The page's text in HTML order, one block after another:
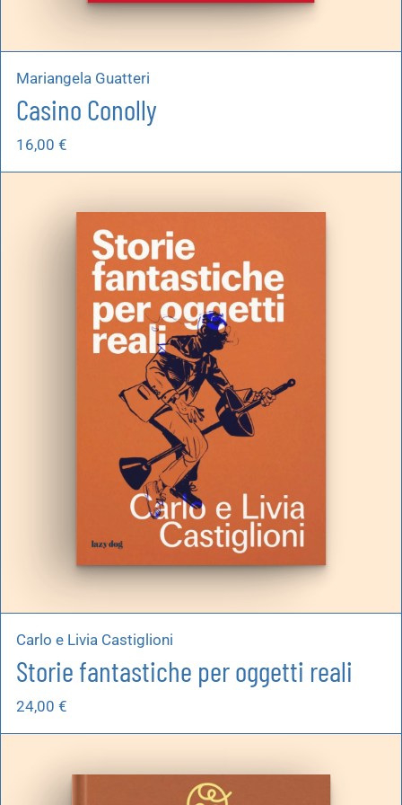
Mariangela Guatteri
Casino Conolly
16,00 €
Carlo e Livia Castiglioni
Storie fantastiche per oggetti reali
24,00 €